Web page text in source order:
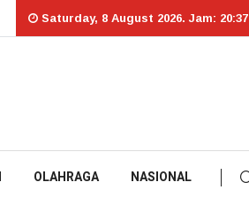
Saturday, 8 August 2026. Jam: 20:37
OLAHRAGA NASIONAL